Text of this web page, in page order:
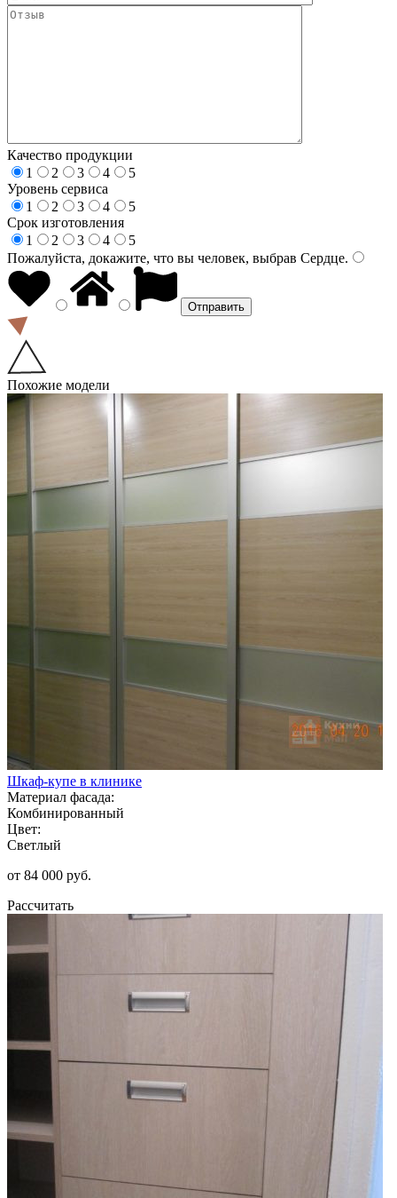
Качество продукции
1
2 3 4
5
Уровень сервиса
1
2 3 4
5
Срок изготовления
1
2 3 4
5
Пожалуйста, докажите, что вы человек, выбрав Сердце.
Похожие модели
Шкаф-купе в клинике
Материал фасада:
Комбинированный
Цвет:
Светлый
от 84 000 руб.
Рассчитать